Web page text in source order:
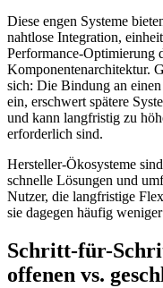
Diese engen Systeme
nahtlose Integration,
Performance-Optimierung
Komponentenarchitektur.
sich: Die Bindung an
ein, erschwert spätere
und kann langfristig zu
erforderlich sind.
Hersteller-Ökosysteme
schnelle Lösungen und
Nutzer, die langfristige
sie dagegen häufig
Schritt-für-
offenen vs.